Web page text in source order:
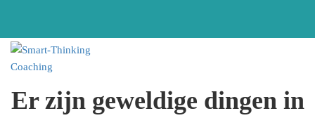
Er zijn geweldige dingen in